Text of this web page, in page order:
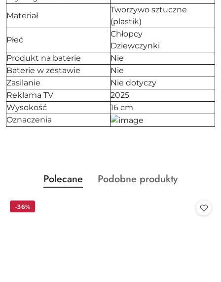
Materiał
Tworzywo sztuczne
(plastik)
Płeć
Chłopcy
Dziewczynki
Produkt na baterie
Nie
Baterie w zestawie
Nie
Zasilanie
Nie dotyczy
Reklama TV
2025
Wysokość
16 cm
Oznaczenia
Pomiń karuzelę produktów
Produkty
o
Polecane
Produkty
Podobne produkty
-36%